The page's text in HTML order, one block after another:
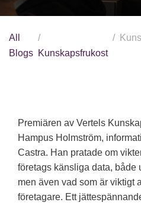
All
Blogs Kunskapsfrukost
Premiären av Vertels
Hampus Holmström,
Castra. Han pratade om
företags känsliga data, både
men även vad som är viktigt
företagare. Ett